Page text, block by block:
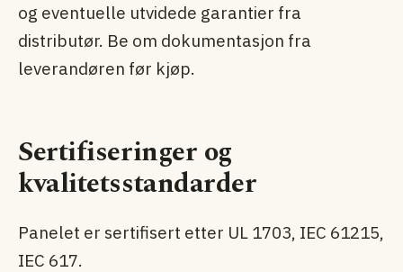
og eventuelle utvidede garantier fra
distributør. Be om dokumentasjon fra
leverandøren før kjøp.
Sertifiseringer og
kvalitetsstandarder
Panelet er sertifisert etter UL 1703, IEC 61215,
IEC 617.